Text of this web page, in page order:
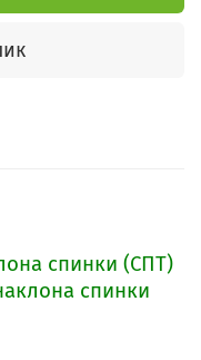
спинки (СПТ)
спинки